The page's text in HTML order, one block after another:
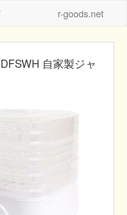
r-goods.net
自家製ジャ